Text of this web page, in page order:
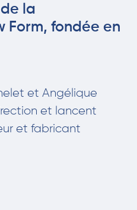
la
Form, fondée en
et Angélique
et lancent
et fabricant